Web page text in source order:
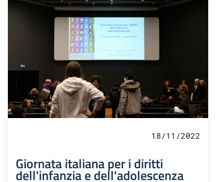
18/11/2022
Giornata italiana per i diritti
dell'infanzia e dell'adolescenza